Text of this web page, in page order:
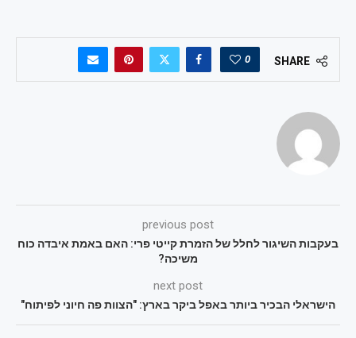
SHARE
0
previous post
בעקבות השיגור לחלל של הזמרת קייטי פרי: האם באמת איבדה כוח
משיכה?
next post
הישראלי הבכיר ביותר באפל ביקר בארץ: "הצוות פה חיוני לפיתוח"